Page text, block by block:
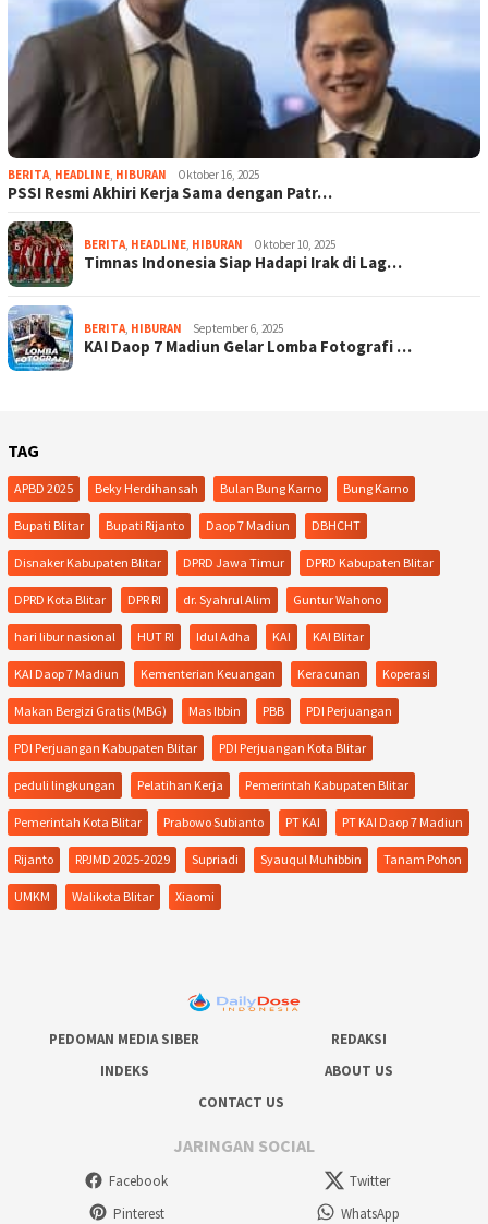
BERITA, HEADLINE, HIBURAN Oktober 16, 2025
PSSI Resmi Akhiri Kerja Sama dengan Patr…
BERITA, HEADLINE, HIBURAN Oktober 10, 2025
Timnas Indonesia Siap Hadapi Irak di Lag…
BERITA, HIBURAN September 6, 2025
KAI Daop 7 Madiun Gelar Lomba Fotografi …
TAG
APBD 2025 Beky Herdihansah Bulan Bung Karno Bung Karno
Bupati Blitar Bupati Rijanto Daop 7 Madiun DBHCHT
Disnaker Kabupaten Blitar DPRD Jawa Timur DPRD Kabupaten Blitar
DPRD Kota Blitar DPR RI dr. Syahrul Alim Guntur Wahono
hari libur nasional HUT RI Idul Adha KAI KAI Blitar
KAI Daop 7 Madiun Kementerian Keuangan Keracunan Koperasi
Makan Bergizi Gratis (MBG) Mas Ibbin PBB PDI Perjuangan
PDI Perjuangan Kabupaten Blitar PDI Perjuangan Kota Blitar
peduli lingkungan Pelatihan Kerja Pemerintah Kabupaten Blitar
Pemerintah Kota Blitar Prabowo Subianto PT KAI PT KAI Daop 7 Madiun
Rijanto RPJMD 2025-2029 Supriadi Syauqul Muhibbin Tanam Pohon
UMKM Walikota Blitar Xiaomi
PEDOMAN MEDIA SIBER
REDAKSI
INDEKS
ABOUT US
CONTACT US
JARINGAN SOCIAL
Facebook
Twitter
Pinterest
WhatsApp